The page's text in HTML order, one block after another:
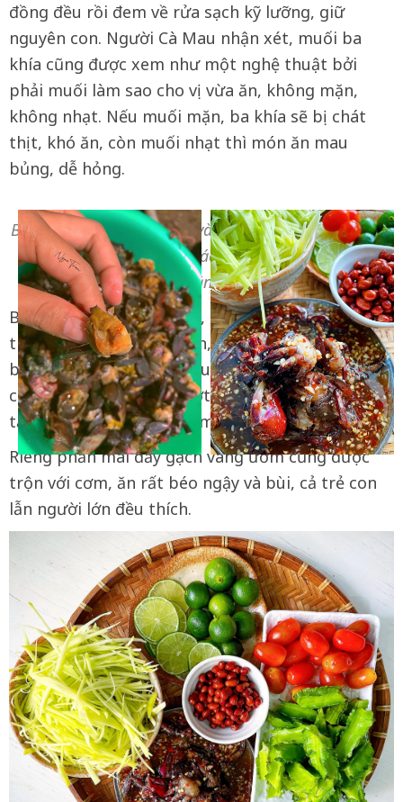
đồng đều rồi đem về rửa sạch kỹ lưỡng, giữ
nguyên con. Người Cà Mau nhận xét, muối ba
khía cũng được xem như một nghệ thuật bởi
phải muối làm sao cho vị vừa ăn, không mặn,
không nhạt. Nếu muối mặn, ba khía sẽ bị chát
thịt, khó ăn, còn muối nhạt thì món ăn mau
bủng, dễ hỏng.
Ba khía muối nguyên con và ba khía muối trộn sẵn là
hai món ăn được thực khách ưa chuộng nhất (Ảnh:
Ngọc Triều, Đặng Xuân Uyên)
Ba khía muối từ 3-5 ngày, hoặc một tuần là có
thể ăn được. Trước khi ăn, người ta bóc mai ra,
bẻ từng càng rồi trộn đều cùng các gia vị như
chanh, đường, dứa, tỏi, ớt,… để giảm độ mặn và
tăng hương vị riêng cho món ăn.
Riêng phần mai đầy gạch vàng ươm cũng được
trộn với cơm, ăn rất béo ngậy và bùi, cả trẻ con
lẫn người lớn đều thích.